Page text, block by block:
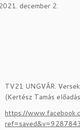
december 2.
TV21 UNGVÁR.
(Kertész Tamás
https://